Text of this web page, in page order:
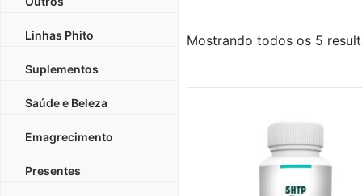
Linhas Phito
Suplementos
Saúde e Beleza
Emagrecimento
Presentes
Mostrando todos os 5